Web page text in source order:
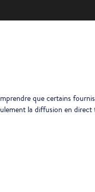
que certains
la diffusion en